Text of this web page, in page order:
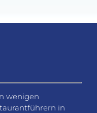
wenigen
in